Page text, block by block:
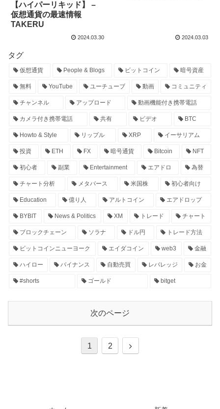
【ハイパーリキッド】 –
仮想通貨の最速情報
TAKERU
2024.03.30 2024.03.03
タグ
仮想通貨 People & Blogs ビットコイン 暗号資産
無料 YouTube ユーチューブ 動画 コミュニティ
チャンネル アップロード 動画機能付き携帯電話
カメラ付き携帯電話 共有 ビデオ BTC
Howto & Style リップル XRP イーサリアム
投資 ETH FX 暗号通貨 Bitcoin NFT
初心者 副業 Entertainment エアドロ 為替
チャート分析 メタバース 米国株 初心者向け
Education 億り人 アルトコイン エアドロップ
BYBIT News & Politics XM トレード チャート
ブロックチェーン ソラナ ドル円 トレード方法
ビットコインニューヨーク エイダコイン web3 金融
ハイロー バイナンス 自動売買 レバレッジ お金
#shorts ゴールド bitget
次のページ
1 2